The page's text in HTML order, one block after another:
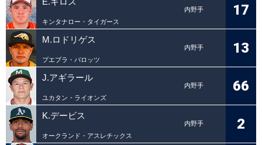
内野手
キンタナロー・タイガース
17
M.ロドリゲス
内野手
プエブラ・パロッツ
13
J.アギラール
内野手
ユカタン・ライオンズ
66
K.デービス
内野手
オークランド・アスレチックス
2